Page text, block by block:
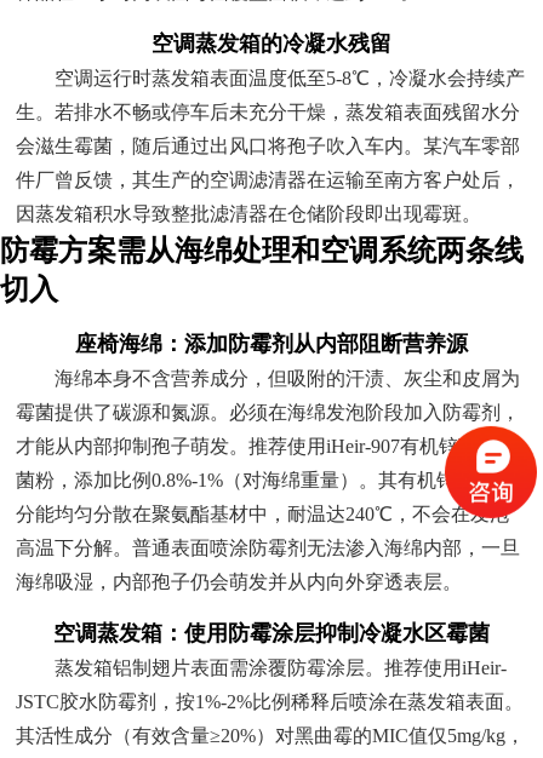
空调蒸发箱的冷凝水残留
空调运行时蒸发箱表面温度低至5-8℃，冷凝水会持续产
生。若排水不畅或停车后未充分干燥，蒸发箱表面残留水分
会滋生霉菌，随后通过出风口将孢子吹入车内。某汽车零部
件厂曾反馈，其生产的空调滤清器在运输至南方客户处后，
因蒸发箱积水导致整批滤清器在仓储阶段即出现霉斑。
防霉方案需从海绵处理和空调系统两条线
切入
座椅海绵：添加防霉剂从内部阻断营养源
海绵本身不含营养成分，但吸附的汗渍、灰尘和皮屑为
霉菌提供了碳源和氮源。必须在海绵发泡阶段加入防霉剂，
才能从内部抑制孢子萌发。推荐使用iHeir-907有机锌离子抗
菌粉，添加比例0.8%-1%（对海绵重量）。其有机锌离子成
分能均匀分散在聚氨酯基材中，耐温达240℃，不会在发泡
高温下分解。普通表面喷涂防霉剂无法渗入海绵内部，一旦
海绵吸湿，内部孢子仍会萌发并从内向外穿透表层。
空调蒸发箱：使用防霉涂层抑制冷凝水区霉菌
蒸发箱铝制翅片表面需涂覆防霉涂层。推荐使用iHeir-
JSTC胶水防霉剂，按1%-2%比例稀释后喷涂在蒸发箱表面。
其活性成分（有效含量≥20%）对黑曲霉的MIC值仅5mg/kg，